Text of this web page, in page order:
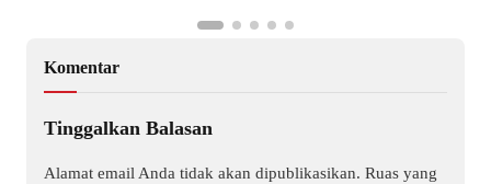
Komentar
Tinggalkan Balasan
Alamat email Anda tidak akan dipublikasikan. Ruas yang